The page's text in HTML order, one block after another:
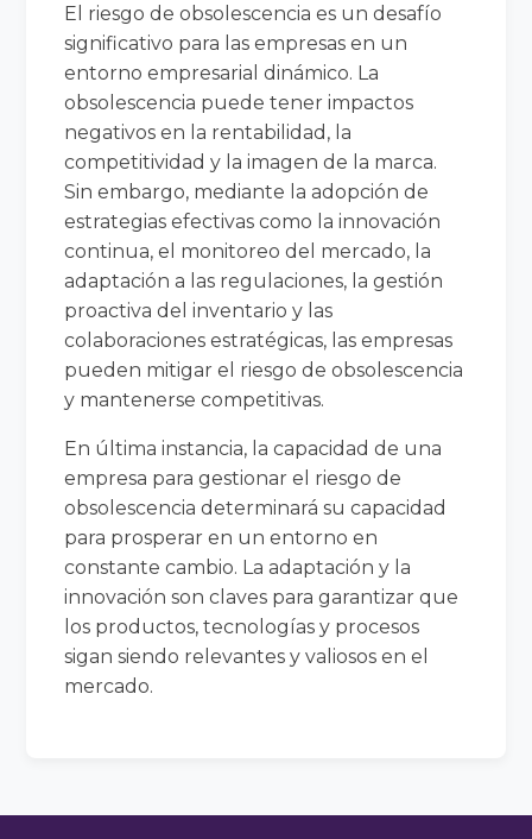
El riesgo de obsolescencia es un desafío
significativo para las empresas en un
entorno empresarial dinámico. La
obsolescencia puede tener impactos
negativos en la rentabilidad, la
competitividad y la imagen de la marca.
Sin embargo, mediante la adopción de
estrategias efectivas como la innovación
continua, el monitoreo del mercado, la
adaptación a las regulaciones, la gestión
proactiva del inventario y las
colaboraciones estratégicas, las empresas
pueden mitigar el riesgo de obsolescencia
y mantenerse competitivas.
En última instancia, la capacidad de una
empresa para gestionar el riesgo de
obsolescencia determinará su capacidad
para prosperar en un entorno en
constante cambio. La adaptación y la
innovación son claves para garantizar que
los productos, tecnologías y procesos
sigan siendo relevantes y valiosos en el
mercado.